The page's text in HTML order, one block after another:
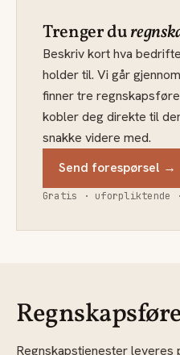
Trenger du
Beskriv kort hva
holder til. Vi går
finner tre
kobler deg direkte til
snakke videre med.
Send forespørsel →
Gratis · uforpliktende ·
Regnskapstjenester leveres